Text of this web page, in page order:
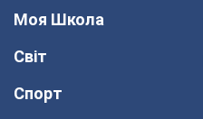
Моя Школа
Світ
Спорт